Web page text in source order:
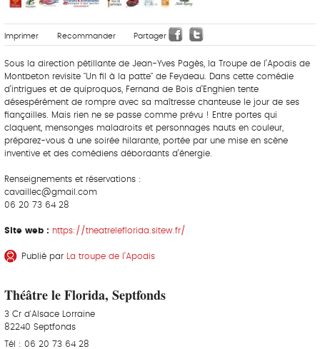
Imprimer Recommander Partager
Sous la direction pétillante de Jean-Yves Pagès, la Troupe de l’Apodis de
Montbeton revisite "Un fil à la patte" de Feydeau. Dans cette comédie
d’intrigues et de quiproquos, Fernand de Bois d’Enghien tente
désespérément de rompre avec sa maîtresse chanteuse le jour de ses
fiançailles. Mais rien ne se passe comme prévu ! Entre portes qui
claquent, mensonges maladroits et personnages hauts en couleur,
préparez-vous à une soirée hilarante, portée par une mise en scène
inventive et des comédiens débordants d’énergie.
Renseignements et réservations :
cavaillec@gmail.com
06 20 73 64 28
Site web : https://theatreleflorida.sitew.fr/
Publié par La troupe de l’Apodis
Théâtre le Florida, Septfonds
3 Cr d'Alsace Lorraine
82240 Septfonds
Tél : 06 20 73 64 28